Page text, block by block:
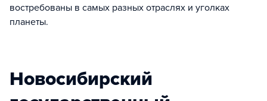
востребованы в самых разных отраслях и уголках
планеты.
Новосибирский